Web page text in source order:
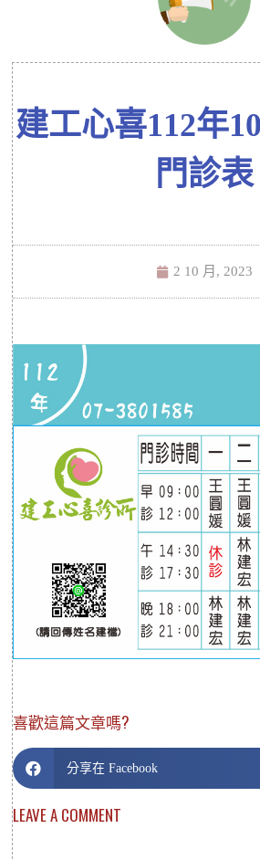
建工心喜112年
門診表
2 10 月, 2023
喜歡這篇文章嗎?
分享在 Facebook
LEAVE A COMMENT